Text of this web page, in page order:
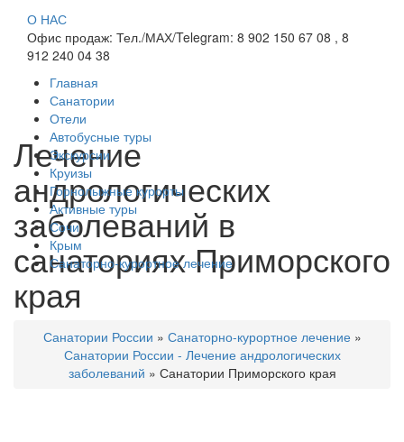
О НАС
Офис продаж: Тел./МАХ/Telegram: 8 902 150 67 08 , 8
912 240 04 38
Главная
Санатории
Отели
Автобусные туры
Экскурсии
Круизы
Горнолыжные курорты
Активные туры
Сочи
Крым
Санаторно-курортное лечение
Лечение
андрологических
заболеваний в
санаториях Приморского
края
Санатории России » Санаторно-курортное лечение»
Санатории России - Лечение андрологических
заболеваний » Санатории Приморского края